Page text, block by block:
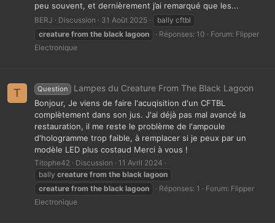
peu souvent, et dernièrement j’ai remarqué que les...
BERJ Discussion 31 Août 2025
bally cftbl
creature from the black lagoon Réponses: 10 Forum: Flipper
Electronique
T Question Lampes du Creature From The Black Lagoon
Bonjour, Je viens de faire l'acuqisition d'un CFTBL
complètement dans son jus. J'ai déjà pas mal avancé la
restauration, il me reste le problème de l'ampoule
d'hologramme trop faible, à remplacer si je peux par un
modèle LED plus costaud Merci à vous !
Titophe42 Discussion
11 Avril 2024
bally creature from the black lagoon
creature from the black lagoon Réponses: 1 Forum: Flipper
Electronique